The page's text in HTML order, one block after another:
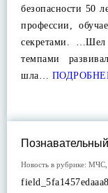
безопасности 50
профессии,
секретами. …Шел
темпами
шла…
Новость в рубрике: МЧС